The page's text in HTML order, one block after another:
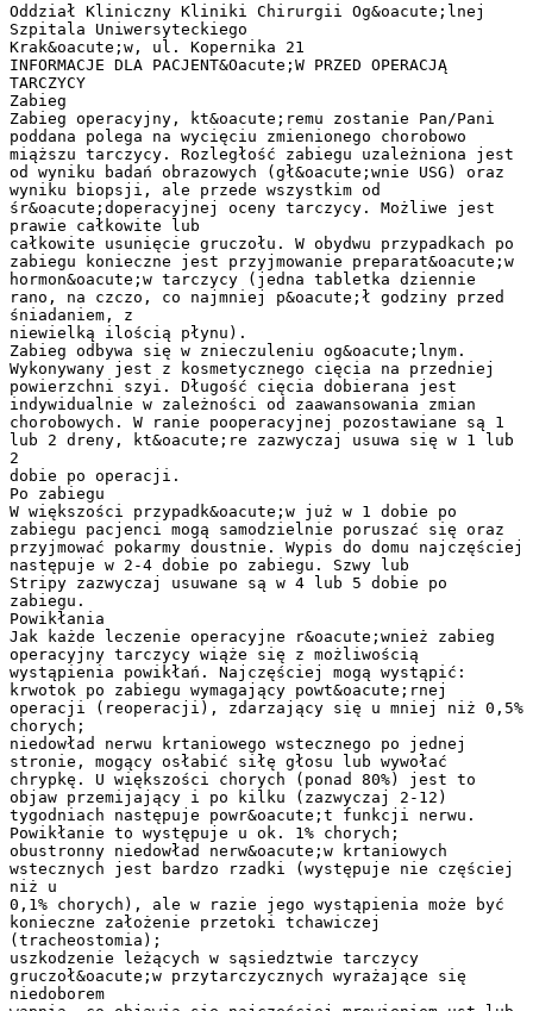
Oddział Kliniczny Kliniki Chirurgii Og&oacute;lnej
Szpitala Uniwersyteckiego
Krak&oacute;w, ul. Kopernika 21
INFORMACJE DLA PACJENT&Oacute;W PRZED OPERACJĄ
TARCZYCY
Zabieg
Zabieg operacyjny, kt&oacute;remu zostanie Pan/Pani
poddana polega na wycięciu zmienionego chorobowo
miąższu tarczycy. Rozległość zabiegu uzależniona jest
od wyniku badań obrazowych (gł&oacute;wnie USG) oraz
wyniku biopsji, ale przede wszystkim od
śr&oacute;doperacyjnej oceny tarczycy. Możliwe jest
prawie całkowite lub
całkowite usunięcie gruczołu. W obydwu przypadkach po
zabiegu konieczne jest przyjmowanie preparat&oacute;w
hormon&oacute;w tarczycy (jedna tabletka dziennie
rano, na czczo, co najmniej p&oacute;ł godziny przed
śniadaniem, z
niewielką ilością płynu).
Zabieg odbywa się w znieczuleniu og&oacute;lnym.
Wykonywany jest z kosmetycznego cięcia na przedniej
powierzchni szyi. Długość cięcia dobierana jest
indywidualnie w zależności od zaawansowania zmian
chorobowych. W ranie pooperacyjnej pozostawiane są 1
lub 2 dreny, kt&oacute;re zazwyczaj usuwa się w 1 lub
2
dobie po operacji.
Po zabiegu
W większości przypadk&oacute;w już w 1 dobie po
zabiegu pacjenci mogą samodzielnie poruszać się oraz
przyjmować pokarmy doustnie. Wypis do domu najczęściej
następuje w 2-4 dobie po zabiegu. Szwy lub
Stripy zazwyczaj usuwane są w 4 lub 5 dobie po
zabiegu.
Powikłania
Jak każde leczenie operacyjne r&oacute;wnież zabieg
operacyjny tarczycy wiąże się z możliwością
wystąpienia powikłań. Najczęściej mogą wystąpić:
krwotok po zabiegu wymagający powt&oacute;rnej
operacji (reoperacji), zdarzający się u mniej niż 0,5%
chorych;
niedowład nerwu krtaniowego wstecznego po jednej
stronie, mogący osłabić siłę głosu lub wywołać
chrypkę. U większości chorych (ponad 80%) jest to
objaw przemijający i po kilku (zazwyczaj 2-12)
tygodniach następuje powr&oacute;t funkcji nerwu.
Powikłanie to występuje u ok. 1% chorych;
obustronny niedowład nerw&oacute;w krtaniowych
wstecznych jest bardzo rzadki (występuje nie częściej
niż u
0,1% chorych), ale w razie jego wystąpienia może być
konieczne założenie przetoki tchawiczej
(tracheostomia);
uszkodzenie leżących w sąsiedztwie tarczycy
gruczoł&oacute;w przytarczycznych wyrażające się
niedoborem